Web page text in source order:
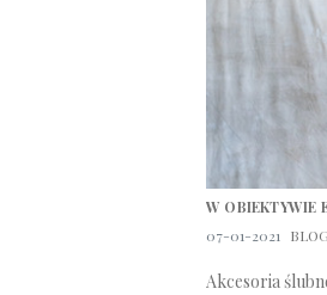
W OBIEKTYWIE
07-01-2021
BLOG
Akcesoria